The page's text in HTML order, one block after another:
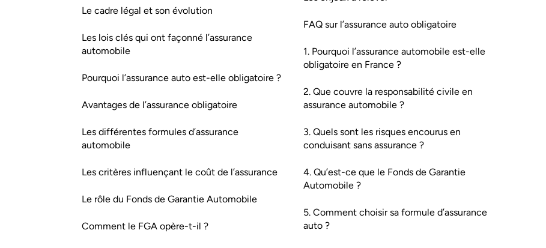
Le cadre légal et son évolution
Les lois clés qui ont façonné l’assurance
automobile
Pourquoi l’assurance auto est-elle obligatoire ?
Avantages de l’assurance obligatoire
Les différentes formules d’assurance
automobile
Les critères influençant le coût de l’assurance
Le rôle du Fonds de Garantie Automobile
Comment le FGA opère-t-il ?
FAQ sur l’assurance auto obligatoire
1. Pourquoi l’assurance automobile est-elle
obligatoire en France ?
2. Que couvre la responsabilité civile en
assurance automobile ?
3. Quels sont les risques encourus en
conduisant sans assurance ?
4. Qu’est-ce que le Fonds de Garantie
Automobile ?
5. Comment choisir sa formule d’assurance
auto ?